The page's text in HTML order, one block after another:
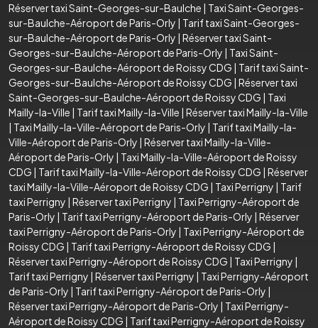
Réserver taxi Saint-Georges-sur-Baulche | Taxi Saint-Georges-
sur-Baulche-Aéroport de Paris-Orly | Tarif taxi Saint-Georges-
sur-Baulche-Aéroport de Paris-Orly | Réserver taxi Saint-
Georges-sur-Baulche-Aéroport de Paris-Orly | Taxi Saint-
Georges-sur-Baulche-Aéroport de Roissy CDG | Tarif taxi Saint-
Georges-sur-Baulche-Aéroport de Roissy CDG | Réserver taxi
Saint-Georges-sur-Baulche-Aéroport de Roissy CDG | Taxi
Mailly-la-Ville | Tarif taxi Mailly-la-Ville | Réserver taxi Mailly-la-Ville
| Taxi Mailly-la-Ville-Aéroport de Paris-Orly | Tarif taxi Mailly-la-
Ville-Aéroport de Paris-Orly | Réserver taxi Mailly-la-Ville-
Aéroport de Paris-Orly | Taxi Mailly-la-Ville-Aéroport de Roissy
CDG | Tarif taxi Mailly-la-Ville-Aéroport de Roissy CDG | Réserver
taxi Mailly-la-Ville-Aéroport de Roissy CDG | Taxi Perrigny | Tarif
taxi Perrigny | Réserver taxi Perrigny | Taxi Perrigny-Aéroport de
Paris-Orly | Tarif taxi Perrigny-Aéroport de Paris-Orly | Réserver
taxi Perrigny-Aéroport de Paris-Orly | Taxi Perrigny-Aéroport de
Roissy CDG | Tarif taxi Perrigny-Aéroport de Roissy CDG |
Réserver taxi Perrigny-Aéroport de Roissy CDG | Taxi Perrigny |
Tarif taxi Perrigny | Réserver taxi Perrigny | Taxi Perrigny-Aéroport
de Paris-Orly | Tarif taxi Perrigny-Aéroport de Paris-Orly |
Réserver taxi Perrigny-Aéroport de Paris-Orly | Taxi Perrigny-
Aéroport de Roissy CDG | Tarif taxi Perrigny-Aéroport de Roissy